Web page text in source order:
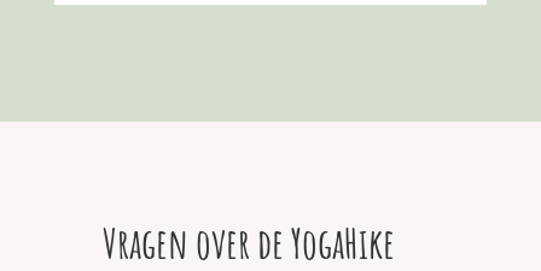
Vragen over de YogaHike